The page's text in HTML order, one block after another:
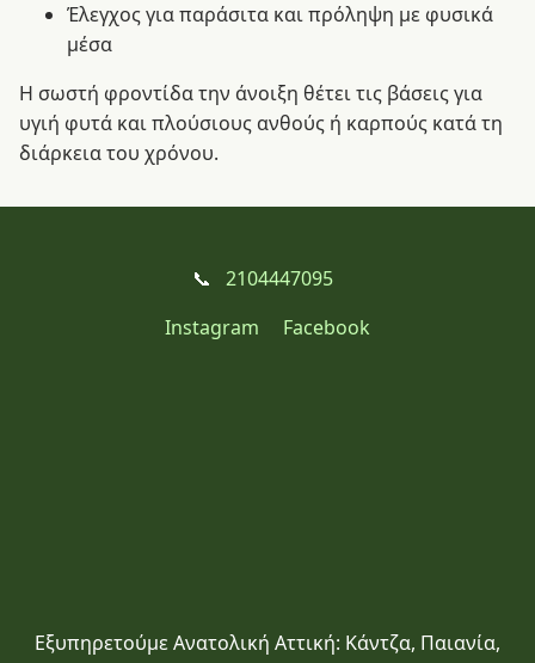
Έλεγχος για παράσιτα και πρόληψη με φυσικά
μέσα
Η σωστή φροντίδα την άνοιξη θέτει τις βάσεις για
υγιή φυτά και πλούσιους ανθούς ή καρπούς κατά τη
διάρκεια του χρόνου.
📞
2104447095
Instagram
Facebook
Εξυπηρετούμε Ανατολική Αττική: Κάντζα, Παιανία,